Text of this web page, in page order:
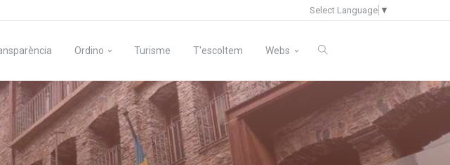
Select Language ▼
Ordino Turisme T'escoltem Webs